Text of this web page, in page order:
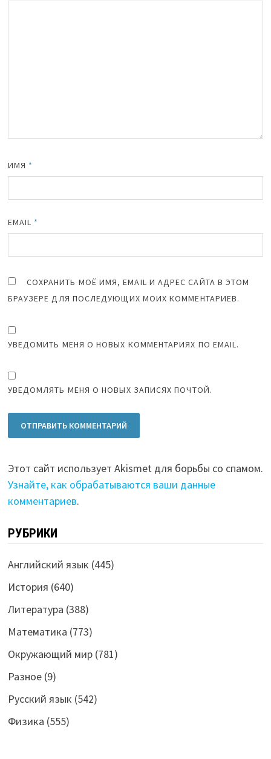
ИМЯ *
EMAIL *
СОХРАНИТЬ МОЁ ИМЯ, EMAIL И АДРЕС САЙТА В ЭТОМ
БРАУЗЕРЕ ДЛЯ ПОСЛЕДУЮЩИХ МОИХ КОММЕНТАРИЕВ.
УВЕДОМИТЬ МЕНЯ О НОВЫХ КОММЕНТАРИЯХ ПО EMAIL.
УВЕДОМЛЯТЬ МЕНЯ О НОВЫХ ЗАПИСЯХ ПОЧТОЙ.
Этот сайт использует Akismet для борьбы со спамом.
Узнайте, как обрабатываются ваши данные
комментариев.
РУБРИКИ
Английский язык (445)
История (640)
Литература (388)
Математика (773)
Окружающий мир(781)
Разное(9)
Русский язык (542)
Физика (555)